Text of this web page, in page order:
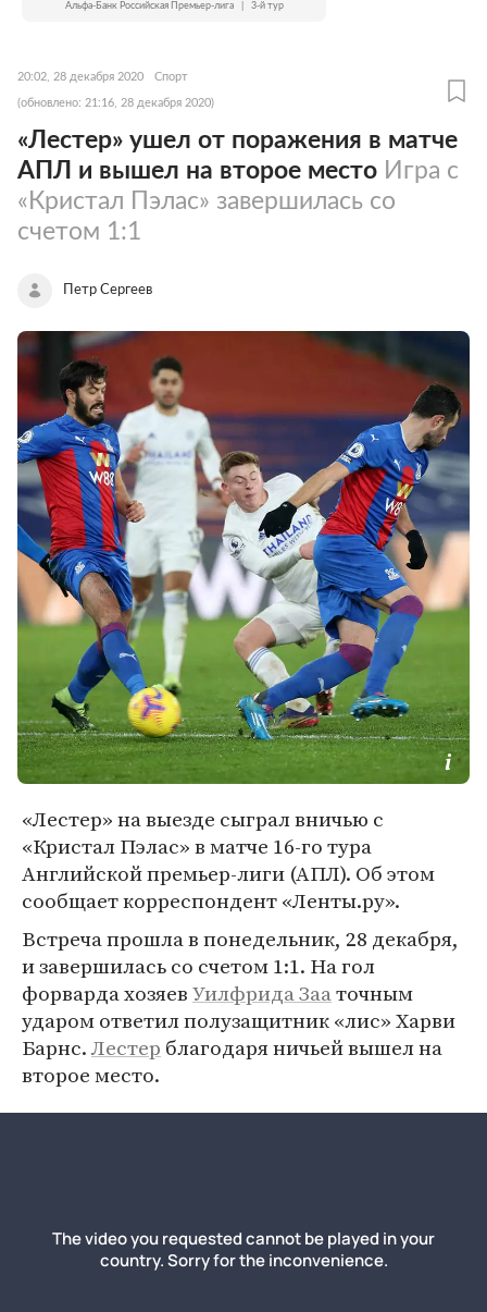
Альфа-Банк Российская Премьер-лига 3-й тур
20:02, 28 декабря 2020 Спорт
(обновлено: 21:16, 28 декабря 2020)
«Лестер» ушел от поражения в матче
АПЛ и вышел на второе место Игра с
«Кристал Пэлас» завершилась со
счетом 1:1
Петр Сергеев
«Лестер» на выезде сыграл вничью с
«Кристал Пэлас» в матче 16-го тура
Английской премьер-лиги (АПЛ). Об этом
сообщает корреспондент «Ленты.ру».
Встреча прошла в понедельник, 28 декабря,
и завершилась со счетом 1:1. На гол
форварда хозяевУилфрида Зааточным
ударом ответил полузащитник «лис» Харви
Барнс.Лестер благодаря ничьей вышел на
второе место.